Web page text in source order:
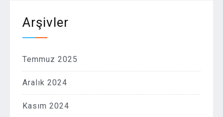
Arşivler
Temmuz 2025
Aralık 2024
Kasım 2024